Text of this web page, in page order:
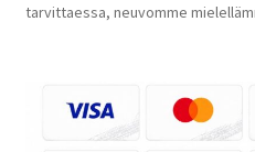
tarvittaessa, neuvomme